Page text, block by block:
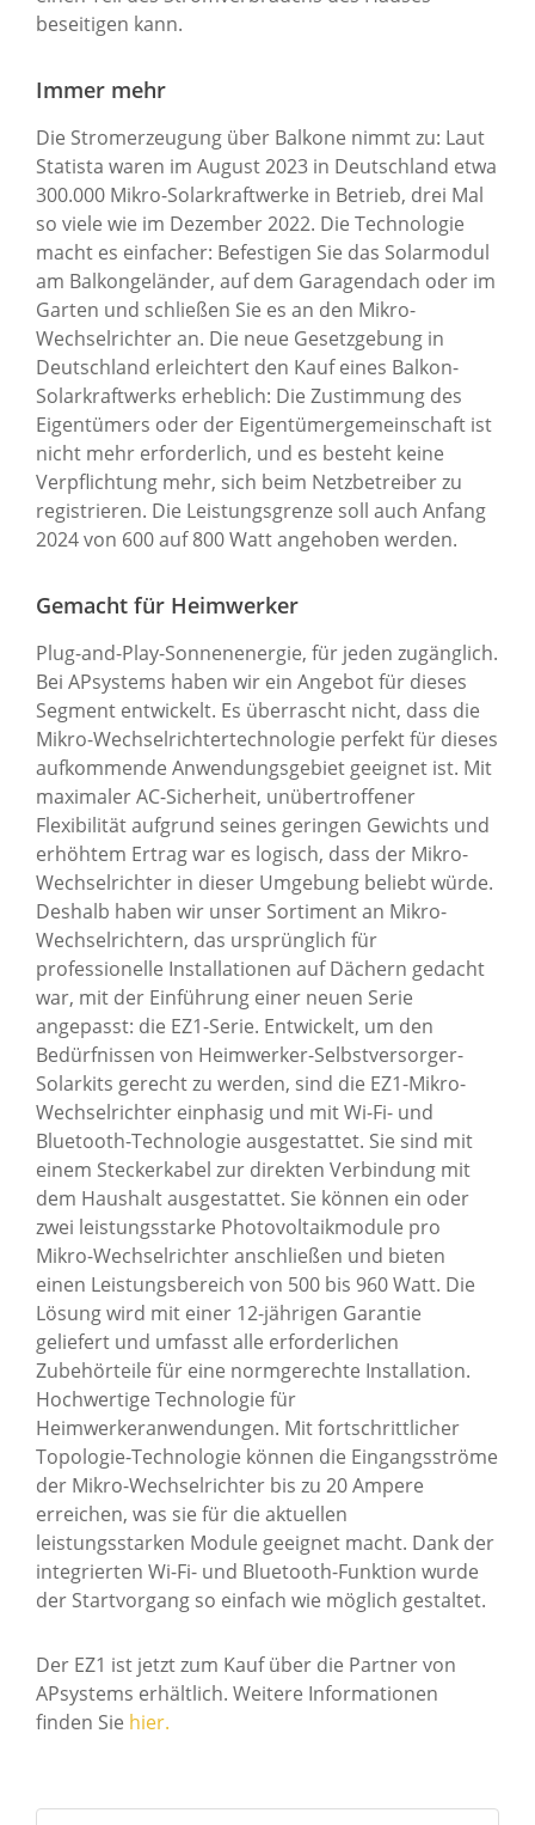
beseitigen kann.
Immer mehr
Die Stromerzeugung über Balkone nimmt zu: Laut
Statista waren im August 2023 in Deutschland etwa
300.000 Mikro-Solarkraftwerke in Betrieb, drei Mal
so viele wie im Dezember 2022. Die Technologie
macht es einfacher: Befestigen Sie das Solarmodul
am Balkongeländer, auf dem Garagendach oder im
Garten und schließen Sie es an den Mikro-
Wechselrichter an. Die neue Gesetzgebung in
Deutschland erleichtert den Kauf eines Balkon-
Solarkraftwerks erheblich: Die Zustimmung des
Eigentümers oder der Eigentümergemeinschaft ist
nicht mehr erforderlich, und es besteht keine
Verpflichtung mehr, sich beim Netzbetreiber zu
registrieren. Die Leistungsgrenze soll auch Anfang
2024 von 600 auf 800 Watt angehoben werden.
Gemacht für Heimwerker
Plug-and-Play-Sonnenenergie, für jeden zugänglich.
Bei APsystems haben wir ein Angebot für dieses
Segment entwickelt. Es überrascht nicht, dass die
Mikro-Wechselrichtertechnologie perfekt für dieses
aufkommende Anwendungsgebiet geeignet ist. Mit
maximaler AC-Sicherheit, unübertroffener
Flexibilität aufgrund seines geringen Gewichts und
erhöhtem Ertrag war es logisch, dass der Mikro-
Wechselrichter in dieser Umgebung beliebt würde.
Deshalb haben wir unser Sortiment an Mikro-
Wechselrichtern, das ursprünglich für
professionelle Installationen auf Dächern gedacht
war, mit der Einführung einer neuen Serie
angepasst: die EZ1-Serie. Entwickelt, um den
Bedürfnissen von Heimwerker-Selbstversorger-
Solarkits gerecht zu werden, sind die EZ1-Mikro-
Wechselrichter einphasig und mit Wi-Fi- und
Bluetooth-Technologie ausgestattet. Sie sind mit
einem Steckerkabel zur direkten Verbindung mit
dem Haushalt ausgestattet. Sie können ein oder
zwei leistungsstarke Photovoltaikmodule pro
Mikro-Wechselrichter anschließen und bieten
einen Leistungsbereich von 500 bis 960 Watt. Die
Lösung wird mit einer 12-jährigen Garantie
geliefert und umfasst alle erforderlichen
Zubehörteile für eine normgerechte Installation.
Hochwertige Technologie für
Heimwerkeranwendungen. Mit fortschrittlicher
Topologie-Technologie können die Eingangsströme
der Mikro-Wechselrichter bis zu 20 Ampere
erreichen, was sie für die aktuellen
leistungsstarken Module geeignet macht. Dank der
integrierten Wi-Fi- und Bluetooth-Funktion wurde
der Startvorgang so einfach wie möglich gestaltet.
Der EZ1 ist jetzt zum Kauf über die Partner von
APsystems erhältlich. Weitere Informationen
finden Sie hier.